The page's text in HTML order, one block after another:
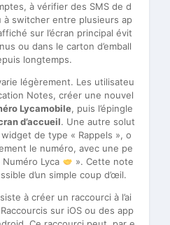
à vérifier des SMS de d
switcher entre plusieurs ap
sur l’écran principal évit
ou dans le carton d’emball
longtemps.
légèrement. Les utilisateu
Notes, créer une nouvel
Lycamobile, puis l’épingle
d’accueil. Une autre solut
de type « Rappels », o
le numéro, avec une pe
Lyca
». Cette note
d’un simple coup d’œil.
à créer un raccourci à l’ai
sur iOS ou des app